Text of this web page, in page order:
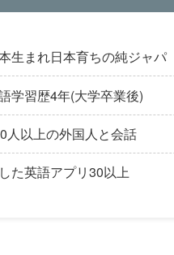
生まれ日本育ちの純ジャパ
学習歴4年(大学卒業後)
人以上の外国人と会話
た英語アプリ30以上